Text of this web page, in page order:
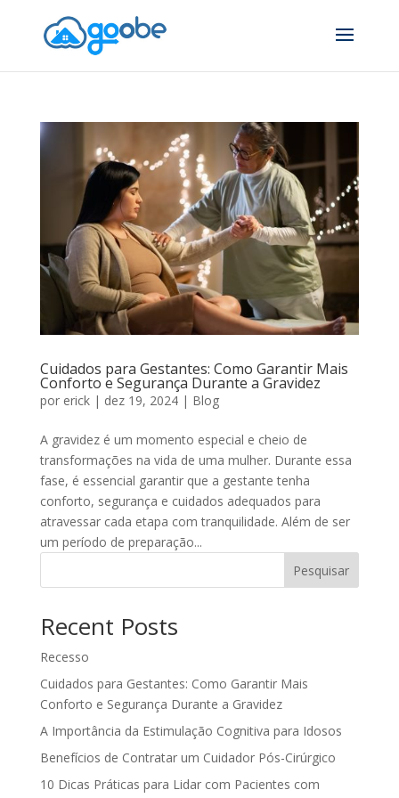
Cuidados para Gestantes: Como Garantir Mais
Conforto e Segurança Durante a Gravidez
por erick| dez 19, 2024| Blog
A gravidez é um momento especial e cheio de
transformações na vida de uma mulher. Durante essa
fase, é essencial garantir que a gestante tenha
conforto, segurança e cuidados adequados para
atravessar cada etapa com tranquilidade. Além de ser
um período de preparação...
Pesquisar
Recent Posts
Recesso
Cuidados para Gestantes: Como Garantir Mais
Conforto e Segurança Durante a Gravidez
A Importância da Estimulação Cognitiva para Idosos
Benefícios de Contratar um Cuidador Pós-Cirúrgico
10 Dicas Práticas para Lidar com Pacientes com